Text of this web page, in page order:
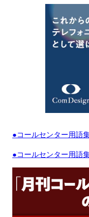
●コールセンター用語
●コールセンター用語